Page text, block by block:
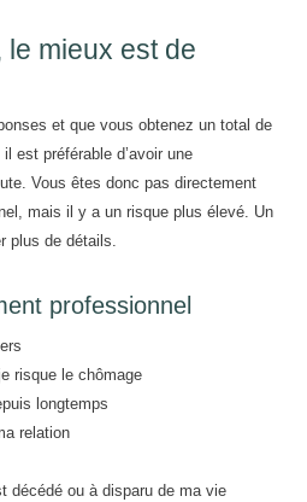
le mieux est de
et que vous obtenez un total de
est préférable d’avoir une
Vous êtes donc pas directement
mais il y a un risque plus élevé. Un
plus de détails.
professionnel
risque le chômage
longtemps
relation
décédé ou à disparu de ma vie